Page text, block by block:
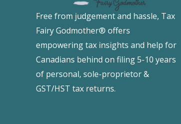
Free from judgement and hassle, Tax
Fairy Godmother® offers
empowering tax insights and help for
Canadians behind on filing 5-10 years
of personal, sole-proprietor &
GST/HST tax returns.